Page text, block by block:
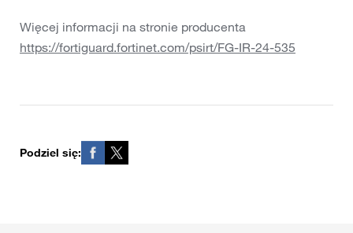
Więcej informacji na stronie producenta
https://fortiguard.fortinet.com/psirt/FG-IR-24-535
Podziel się: